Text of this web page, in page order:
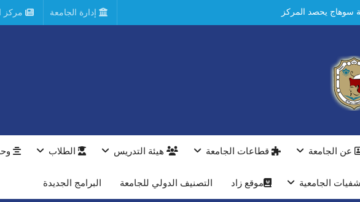
تحقق إنجازًا طبيًا
جديدًا و تنجح في علاج 3 حالات أكالازيا بتقنية
منصبه ويشيد بجهود
..جامعة سوهاج تشارك
علي هامش
الجديدة
للتنسيق
إدارة الجامعة مركز
عن الجامعة قطاعات الجامعة هيئة التدريس الطلاب
الجامعية موقع زاد التصنيف الدولي للجامعة البرامج الجديدة